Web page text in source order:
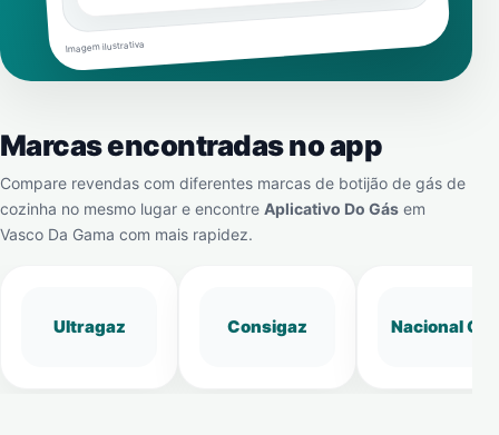
Imagem ilustrativa
Marcas encontradas no app
Compare revendas com diferentes marcas de botijão de gás de
cozinha no mesmo lugar e encontre Aplicativo Do Gás em
Vasco Da Gama com mais rapidez.
Ultragaz Consigaz Nacional Gás